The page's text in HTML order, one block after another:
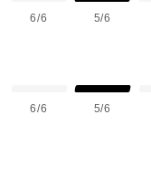
5/6
6/6
5/6
6/6